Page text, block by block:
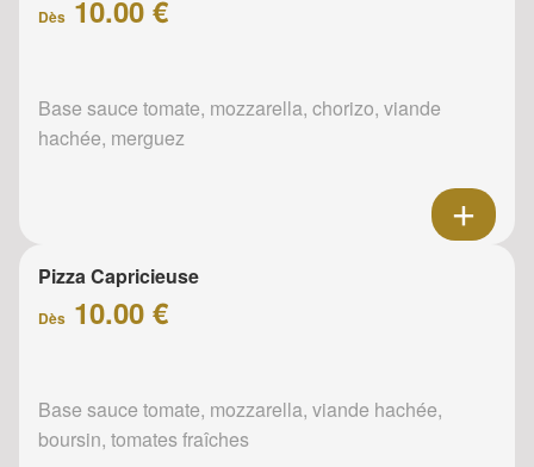
Dès 10.00 €
Base sauce tomate, mozzarella, chorizo, viande
hachée, merguez
Pizza Capricieuse
Dès 10.00 €
Base sauce tomate, mozzarella, viande hachée,
boursin, tomates fraîches